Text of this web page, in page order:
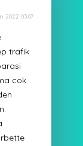
2022 03:07
trafik
cok